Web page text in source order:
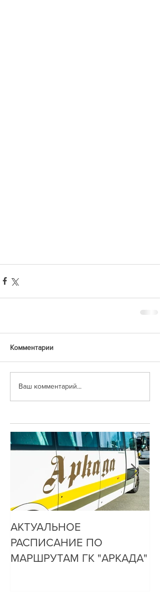
Комментарии
Ваш комментарий...
АКТУАЛЬНОЕ
РАСПИСАНИЕ ПО
МАРШРУТАМ ГК "АРКАДА"